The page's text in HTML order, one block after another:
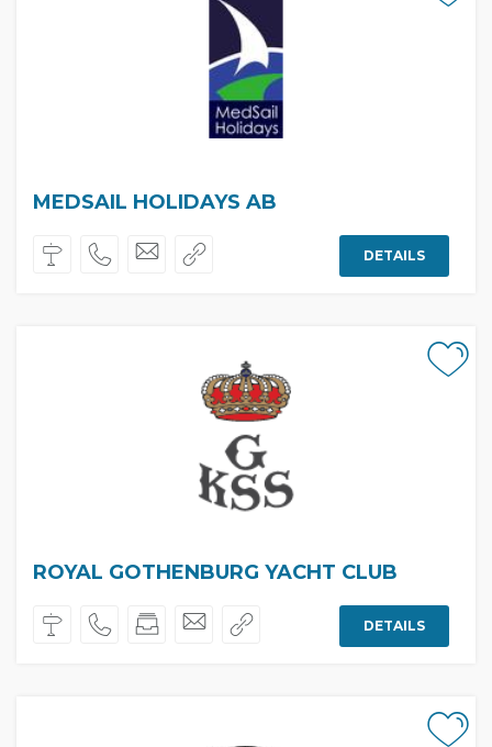
MEDSAIL HOLIDAYS AB
DETAILS
ROYAL GOTHENBURG YACHT CLUB
DETAILS